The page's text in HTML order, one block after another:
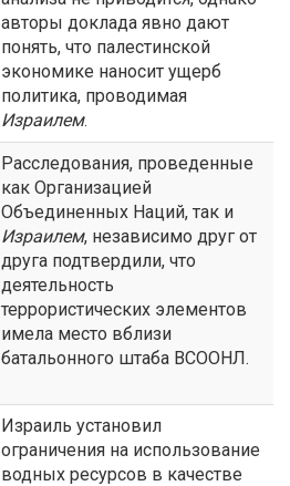
авторы доклада явно дают
понять, что палестинской
экономике наносит ущерб
политика, проводимая
Израилем.
Расследования, проведенные
как Организацией
Объединенных Наций, так и
Израилем, независимо друг от
друга подтвердили, что
деятельность
террористических элементов
имела место вблизи
батальонного штаба ВСООНЛ.
Израиль установил
ограничения на использование
водных ресурсов в качестве